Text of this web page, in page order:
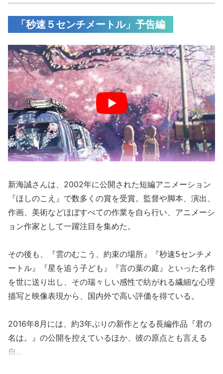
「秒速５センチメートル」予告編
新海誠さんは、2002年に公開された短編アニメーション
『ほしのこえ』で数多くの賞を受賞。監督や脚本、演出、
作画、美術などほぼすべての作業を自ら行い、アニメーシ
ョン作家として一躍注目を集めた。
その後も、『雲のむこう、約束の場所』『秒速5センチメ
ートル』『星を追う子ども』『言の葉の庭』といった名作
を世に送り出し、その瑞々しい感性で紡がれる繊細な心理
描写と映像表現から、国内外で高い評価を得ている。
2016年8月には、約3年ぶりの新作となる長編作品『君の
名は。』の公開を控えているほか、彼の原点とも言える
自...